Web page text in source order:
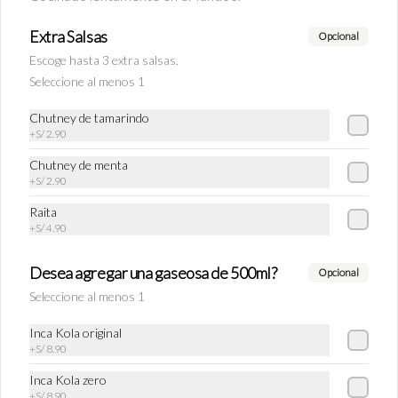
Tea Chai
preparado con té negro, canela, clavo de olor,
kion y si Ud lo desea se agrega leche entera.
S/ 16.90
Conócenos
Extra Salsas Opcional
Escoge hasta 3 extra salsas.
Seleccione al menos 1
Chutney de tamarindo
+S/ 2.90
Chutney de menta
+S/ 2.90
Raita
+S/ 4.90
Desea agregar una gaseosa de 500ml? Opcional
Seleccione al menos 1
Inca Kola original
+S/ 8.90
Inca Kola zero